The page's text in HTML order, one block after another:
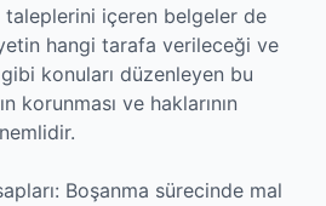
içeren belgeler de
hangi tarafa verileceği ve
konuları düzenleyen bu
korunması ve haklarının
Boşanma sürecinde mal